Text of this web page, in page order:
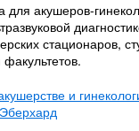
для акушеров-
стационаров,
и